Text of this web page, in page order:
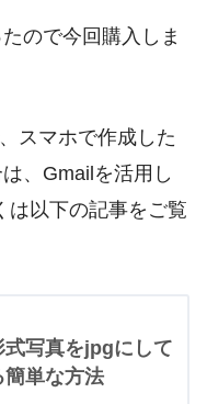
ので今回購入しま
スマホで作成した
、Gmailを活用し
は以下の記事をご覧
写真をjpgにして
単な方法